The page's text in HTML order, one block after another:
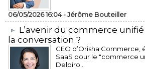
06/05/2026 16:04 -Jérôme Bouteiller
L’avenir du commerce
la conversation ?
CEO d’Orisha Commerce,
SaaS pour le "commerce
Delpiro...